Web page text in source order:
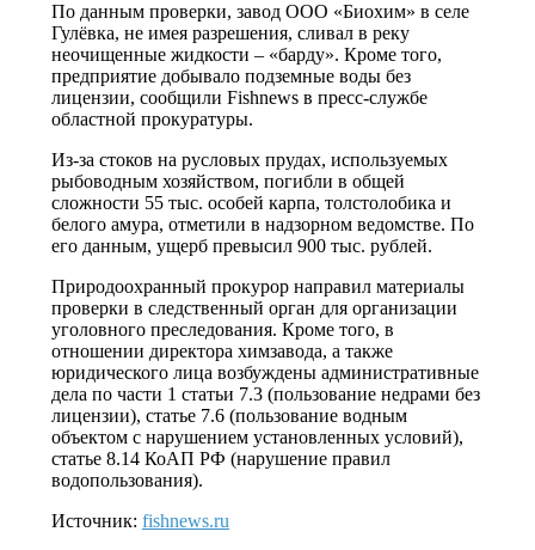
По данным проверки, завод ООО «Биохим» в селе
Гулёвка, не имея разрешения, сливал в реку
неочищенные жидкости – «барду». Кроме того,
предприятие добывало подземные воды без
лицензии, сообщили Fishnews в пресс-службе
областной прокуратуры.
Из-за стоков на русловых прудах, используемых
рыбоводным хозяйством, погибли в общей
сложности 55 тыс. особей карпа, толстолобика и
белого амура, отметили в надзорном ведомстве. По
его данным, ущерб превысил 900 тыс. рублей.
Природоохранный прокурор направил материалы
проверки в следственный орган для организации
уголовного преследования. Кроме того, в
отношении директора химзавода, а также
юридического лица возбуждены административные
дела по части 1 статьи 7.3 (пользование недрами без
лицензии), статье 7.6 (пользование водным
объектом с нарушением установленных условий),
статье 8.14 КоАП РФ (нарушение правил
водопользования).
Источник: fishnews.ru